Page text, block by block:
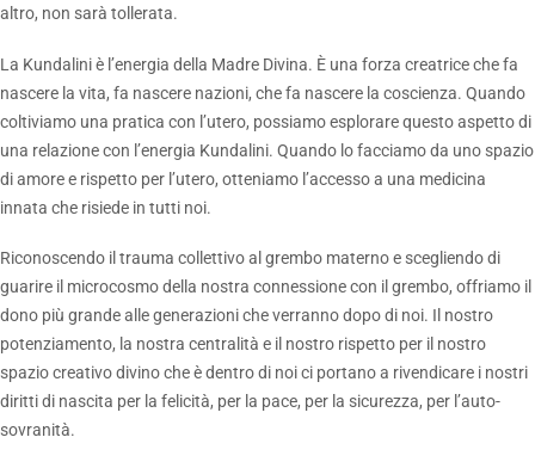
altro, non sarà tollerata.
La Kundalini è l’energia della Madre Divina. È una forza creatrice che fa
nascere la vita, fa nascere nazioni, che fa nascere la coscienza. Quando
coltiviamo una pratica con l’utero, possiamo esplorare questo aspetto di
una relazione con l’energia Kundalini. Quando lo facciamo da uno spazio
di amore e rispetto per l’utero, otteniamo l’accesso a una medicina
innata che risiede in tutti noi.
Riconoscendo il trauma collettivo al grembo materno e scegliendo di
guarire il microcosmo della nostra connessione con il grembo, offriamo il
dono più grande alle generazioni che verranno dopo di noi. Il nostro
potenziamento, la nostra centralità e il nostro rispetto per il nostro
spazio creativo divino che è dentro di noi ci portano a rivendicare i nostri
diritti di nascita per la felicità, per la pace, per la sicurezza, per l’auto-
sovranità.